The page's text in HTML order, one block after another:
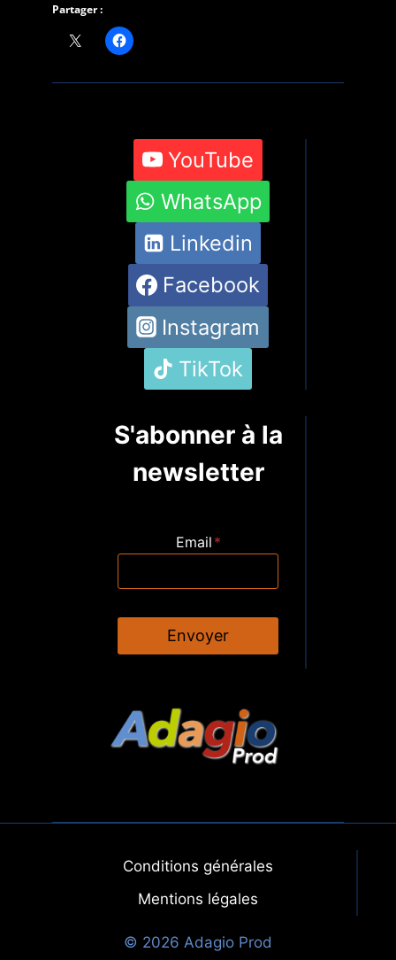
Partager :
YouTube
WhatsApp
Linkedin
Facebook
Instagram
TikTok
S'abonner à la
newsletter
Email *
Envoyer
Conditions générales
Mentions légales
© 2026 Adagio Prod